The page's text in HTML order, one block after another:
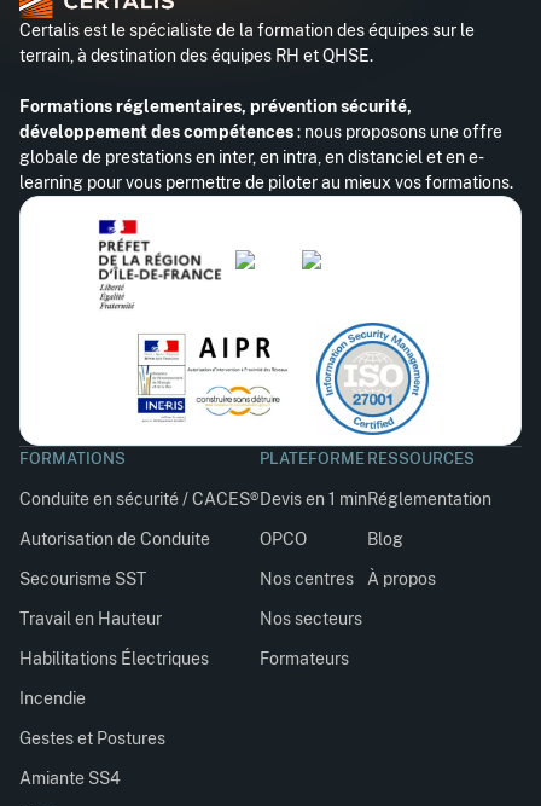
Certalis est le spécialiste de la formation des équipes sur le
terrain, à destination des équipes RH et QHSE.
Formations réglementaires, prévention sécurité,
développement des compétences: nous proposons une offre
globale de prestations en inter, en intra, en distanciel et en e-
learning pour vous permettre de piloter au mieux vos formations.
FORMATIONS
Conduite en sécurité / CACES®
Autorisation de Conduite
Secourisme SST
Travail en Hauteur
Habilitations Électriques
Incendie
Gestes et Postures
Amiante SS4
PLATEFORME
Devis en 1 min
OPCO
Nos centres
Nos secteurs
Formateurs
RESSOURCES
Réglementation
Blog
À propos